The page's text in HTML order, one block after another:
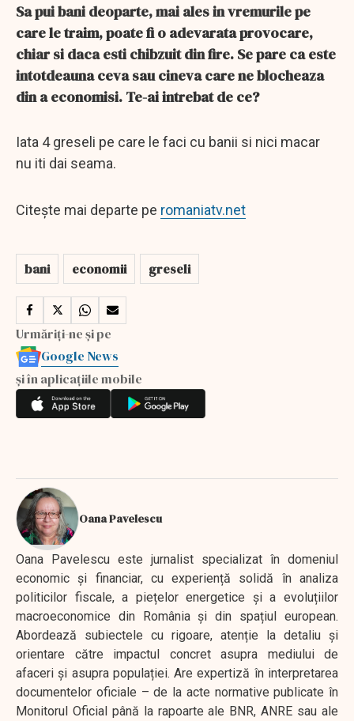
Sa pui bani deoparte, mai ales in vremurile pe
care le traim, poate fi o adevarata provocare,
chiar si daca esti chibzuit din fire. Se pare ca este
intotdeauna ceva sau cineva care ne blocheaza
din a economisi. Te-ai intrebat de ce?
Iata 4 greseli pe care le faci cu banii si nici macar
nu iti dai seama.
Citește mai departe pe romaniatv.net
bani economii greseli
Urmăriți-ne și pe
Google News
și în aplicațiile mobile
Oana Pavelescu
Oana Pavelescu este jurnalist specializat în domeniul
economic și financiar, cu experiență solidă în analiza
politicilor fiscale, a piețelor energetice și a evoluțiilor
macroeconomice din România și din spațiul european.
Abordează subiectele cu rigoare, atenție la detaliu și
orientare către impactul concret asupra mediului de
afaceri și asupra populației. Are expertiză în interpretarea
documentelor oficiale – de la acte normative publicate în
Monitorul Oficial până la rapoarte ale BNR, ANRE sau ale